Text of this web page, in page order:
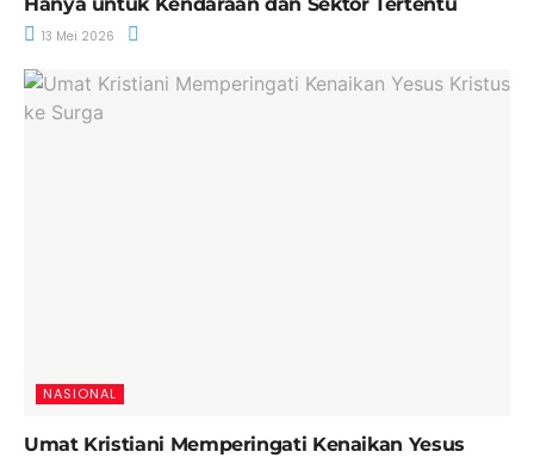
13 Mei 2026
NASIONAL
Umat Kristiani Memperingati Kenaikan Yesus